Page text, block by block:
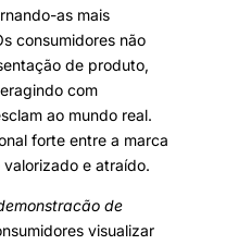
as mais
consumidores não
de produto,
com
ao mundo real.
forte entre a marca
e atraído.
de
visualizar